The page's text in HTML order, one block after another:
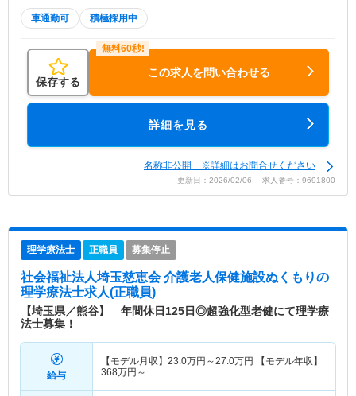
車通勤可 積極採用中
保存する
この求人を問い合わせる
詳細を見る
名称非公開 ※詳細はお問合せください
更新日：2026/02/06 求人番号：9691800
理学療法士 正職員 募集停止
社会福祉法人埼玉慈恵会 介護老人保健施設ぬくもりの
理学療法士求人(正職員)
【埼玉県／熊谷】 年間休日125日◎超強化型老健にて理学療
法士募集！
給与
【モデル月収】 23.0万円～27.0万円
【モデル年収】
368万円～